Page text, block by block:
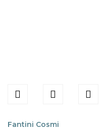
Fantini Cosmi